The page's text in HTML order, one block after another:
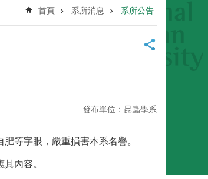
首頁 系所消息 系所公告
發布單位：昆蟲學系
等字眼，嚴重損害本系名譽。
內容。